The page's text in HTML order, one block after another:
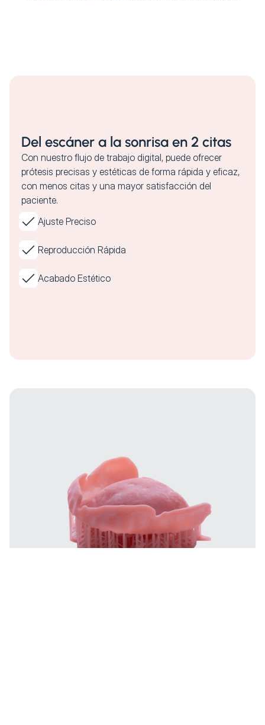
Del escáner a la sonrisa en 2 citas
Con nuestro flujo de trabajo digital, puede ofrecer
prótesis precisas y estéticas de forma rápida y eficaz,
con menos citas y una mayor satisfacción del
paciente.
Ajuste Preciso
Reproducción Rápida
Acabado Estético